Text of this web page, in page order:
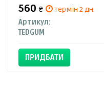
560 ₴
термін 2 дн.
Артикул:
TEDGUM
ПРИДБАТИ